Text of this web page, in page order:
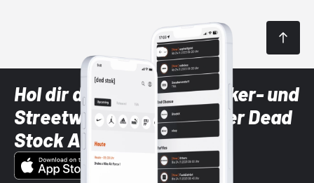
Hol dir die neuesten Sneaker- und
Streetwear-Brands mit der Dead
Stock App